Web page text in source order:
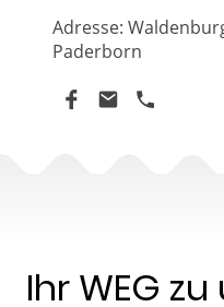
Adresse:
Paderborn
Ihr WEG